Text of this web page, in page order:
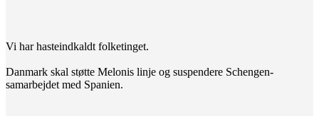
Vi har hasteindkaldt folketinget.
Danmark skal støtte Melonis linje og suspendere Schengen-
samarbejdet med Spanien.